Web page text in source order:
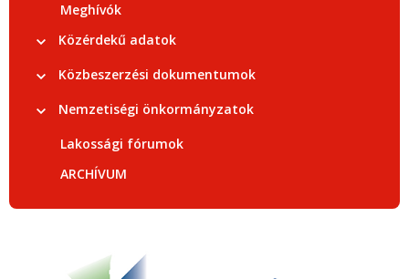
Meghívók
Közérdekű adatok
Közbeszerzési dokumentumok
Nemzetiségi önkormányzatok
Lakossági fórumok
ARCHÍVUM